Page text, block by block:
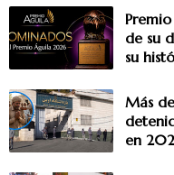
de su
su
Más
en